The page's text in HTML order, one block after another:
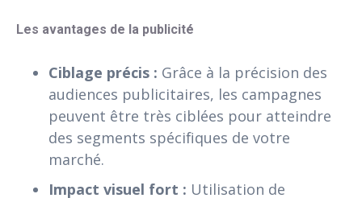
Les avantages de la publicité
Ciblage précis : Grâce à la précision des
audiences publicitaires, les campagnes
peuvent être très ciblées pour atteindre
des segments spécifiques de votre
marché.
Impact visuel fort : Utilisation de